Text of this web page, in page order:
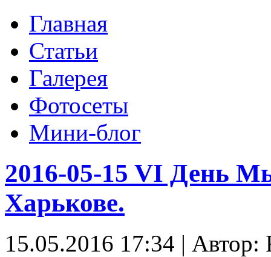
Главная
Статьи
Галерея
Фотосеты
Мини-блог
2016-05-15 VI День
Харькове.
15.05.2016 17:34 | Автор: